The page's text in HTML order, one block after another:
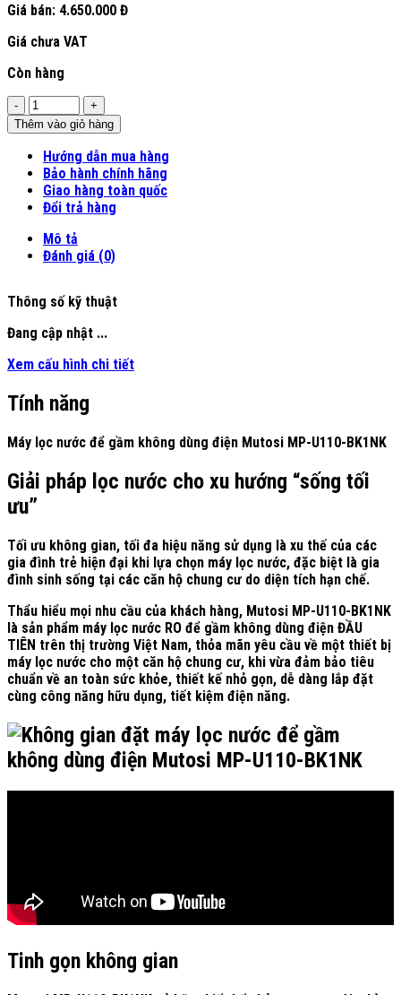
Giá bán: 4.650.000 Đ
Giá chưa VAT
Còn hàng
Số
lượng
Thêm vào giỏ hàng
Hướng dẫn mua hàng
Bảo hành chính hãng
Giao hàng toàn quốc
Đổi trả hàng
Mô tả
Đánh giá (0)
Thông số kỹ thuật
Đang cập nhật ...
Xem cấu hình chi tiết
Tính năng
Máy lọc nước để gầm không dùng điện Mutosi MP-U110-BK1NK
Giải pháp lọc nước cho xu hướng “sống tối
ưu”
Tối ưu không gian, tối đa hiệu năng sử dụng là xu thế của các
gia đình trẻ hiện đại khi lựa chọn máy lọc nước, đặc biệt là gia
đình sinh sống tại các căn hộ chung cư do diện tích hạn chế.
Thẩu hiểu mọi nhu cầu của khách hàng, Mutosi MP-U110-BK1NK
là sản phẩm máy lọc nước RO để gầm không dùng điện ĐẦU
TIÊN trên thị trường Việt Nam, thỏa mãn yêu cầu về một thiết bị
máy lọc nước cho một căn hộ chung cư, khi vừa đảm bảo tiêu
chuẩn về an toàn sức khỏe, thiết kế nhỏ gọn, dễ dàng lắp đặt
cùng công năng hữu dụng, tiết kiệm điện năng.
Tinh gọn không gian